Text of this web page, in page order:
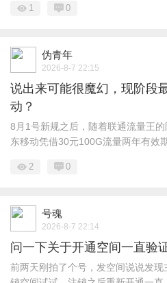
1 0
伪青年
2026-8-7 22:15
说出来可能很魔幻，现阶段
动？
8月1号新规之后，随着联通流量王
东移动凭借30元100G流量两年有效期
2 0
号魂
2026-8-7 22:14
问一下关于开通空间一直验
前两天刚拍了个号，发空间说说发